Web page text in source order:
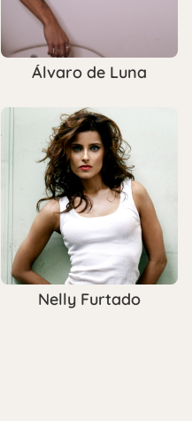
Álvaro de Luna
Nelly Furtado